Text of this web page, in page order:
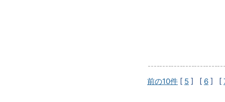
前の10件 [ 5 ] [ 6 ] [